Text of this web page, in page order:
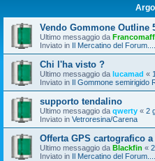
Vendo Gommone Outline
Ultimo messaggio da
Inviato in Il Mercatino del
Chi l'ha visto ?
Ultimo messaggio da lucamad «
Inviato in Il Gommone semirigido
supporto tendalino
Ultimo messaggio da qwerty « 2
Inviato in Vetroresina/Carena
Offerta GPS cartografico
Ultimo messaggio da Blackfin «
Inviato in Il Mercatino del